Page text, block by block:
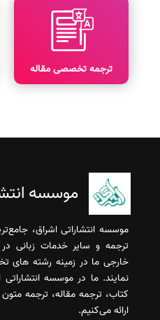
ترجمه تخصصی مقاله
موسسه
موسسه انتشاراتی اشراق،
ترجمه و سایر خدمات زبانی
خارجی ما در زمینه رشته های
نمایند. ما در موسسه
کتاب، ترجمه مقاله، ترجمه
ارائه می‌کنیم.